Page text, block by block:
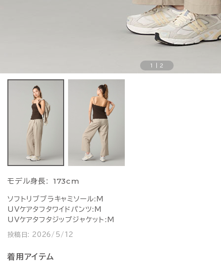
1 2
モデル身長: 173cm
ソフトリブブラキャミソール:M
UVケアタフタワイドパンツ:M
UVケアタフタジップジャケット:M
投稿日: 2026/5/12
着用アイテム